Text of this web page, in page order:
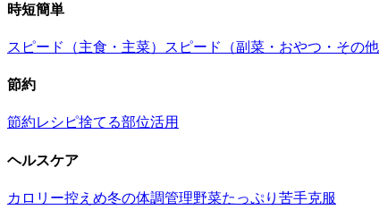
時短簡単
スピード（主食・主菜） スピード（副菜・おやつ・その他
節約
節約レシピ捨てる部位活用
ヘルスケア
カロリー控えめ冬の体調管理野菜たっぷり 苦手克服